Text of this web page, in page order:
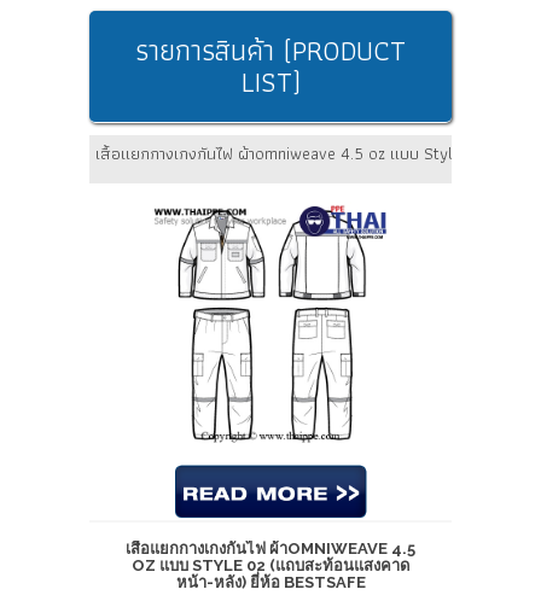
รายการสินค้า (PRODUCT
LIST)
เสื้อแยกกางเกงกันไฟ ผ้าomniweave 4.5 oz แบบ Style 02 (แถบ
เสื้อแยกกางเกงกันไฟ ผ้าOMNIWEAVE 4.5
OZ แบบ STYLE 02 (แถบสะท้อนแสงคาด
หน้า-หลัง) ยี่ห้อ BESTSAFE